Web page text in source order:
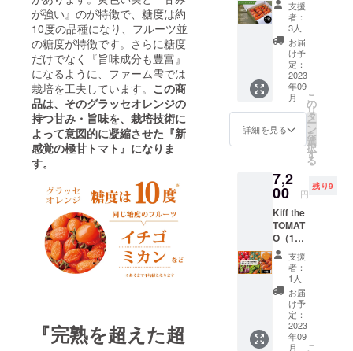
が強い』のが特徴で、糖度は約
10度の品種になり、フルーツ並
の糖度が特徴です。さらに糖度
だけでなく『旨味成分も豊富』
になるように、ファーム雫では
栽培を工夫しています。 この商
品は、そのグラッセオレンジの
持つ甘み・旨味を、栽培技術に
よって意図的に凝縮させた『新
感覚の極甘トマト』になりま
す。
『完熟を超えた超
上がり
下さ
い）。
チルド
品のた
め、要
冷蔵保
管品と
なりま
す。
ファー
人気の
ミニト
「ほれ
まる」
500ｇが
セット
になっ
ていま
す。
（こち
らはセ
ミドラ
イの状
けから
約1週間
（完熟
してお
り傷み
が早い
ためで
きるだ
け早く
お召し
チルド
品のた
め、要
冷蔵保
管品と
なりま
す。
箱 （送
料、消
費税込
みの価
格で
す） 北
海道
産 生
産者の
ファー
ム雫よ
り収穫
第随時
直送い
たしま
す。 賞
味期限
はお届
けから
約1週間
（完熟
してお
り傷み
が早い
ためで
きるだ
支援
者：
3人
お届
け予
定：
2023
年09
月
詳細を見る
こ
の
リ
タ
ー
ン
を
選
択
す
る
7,2
00 円
残り9
Kiff the
TOMAT
O（16
粒入）
１箱 +
ファー
ム雫の
野菜詰
合せ
セット
５ｋｇ
支援
者：
1人
お届
け予
定：
2023
年09
月
こ